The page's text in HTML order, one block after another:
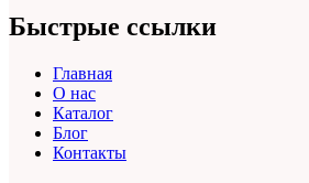
Быстрые ссылки
Главная
О нас
Каталог
Блог
Контакты